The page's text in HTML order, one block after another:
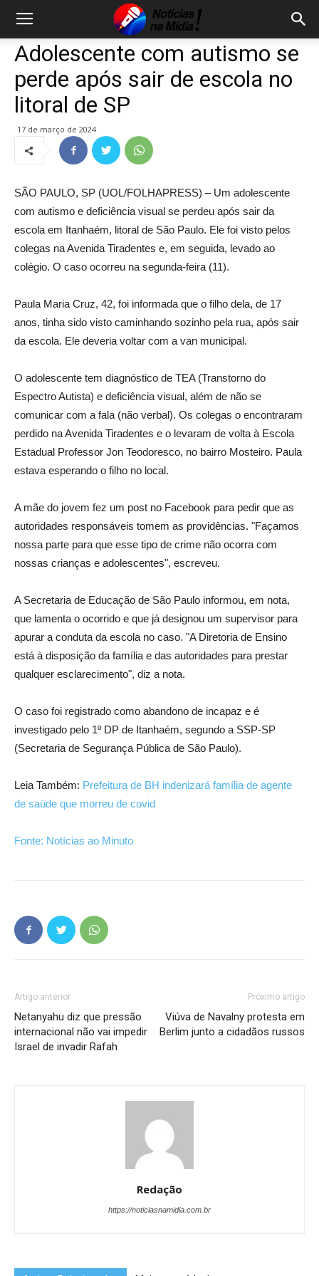
Adolescente com autismo se
perde após sair de escola no
litoral de SP
17 de março de 2024
SÃO PAULO, SP (UOL/FOLHAPRESS) – Um adolescente
com autismo e deficiência visual se perdeu após sair da
escola em Itanhaém, litoral de São Paulo. Ele foi visto pelos
colegas na Avenida Tiradentes e, em seguida, levado ao
colégio. O caso ocorreu na segunda-feira (11).
Paula Maria Cruz, 42, foi informada que o filho dela, de 17
anos, tinha sido visto caminhando sozinho pela rua, após sair
da escola. Ele deveria voltar com a van municipal.
O adolescente tem diagnóstico de TEA (Transtorno do
Espectro Autista) e deficiência visual, além de não se
comunicar com a fala (não verbal). Os colegas o encontraram
perdido na Avenida Tiradentes e o levaram de volta à Escola
Estadual Professor Jon Teodoresco, no bairro Mosteiro. Paula
estava esperando o filho no local.
A mãe do jovem fez um post no Facebook para pedir que as
autoridades responsáveis tomem as providências. "Façamos
nossa parte para que esse tipo de crime não ocorra com
nossas crianças e adolescentes", escreveu.
A Secretaria de Educação de São Paulo informou, em nota,
que lamenta o ocorrido e que já designou um supervisor para
apurar a conduta da escola no caso. "A Diretoria de Ensino
está à disposição da família e das autoridades para prestar
qualquer esclarecimento", diz a nota.
O caso foi registrado como abandono de incapaz e é
investigado pelo 1º DP de Itanhaém, segundo a SSP-SP
(Secretaria de Segurança Pública de São Paulo).
Leia Também: Prefeitura de BH indenizará família de agente
de saúde que morreu de covid
Fonte: Notícias ao Minuto
Artigo anterior
Netanyahu diz que pressão
internacional não vai impedir
Israel de invadir Rafah
Próximo artigo
Viúva de Navalny protesta em
Berlim junto a cidadãos russos
Redação
https://noticiasnamidia.com.br